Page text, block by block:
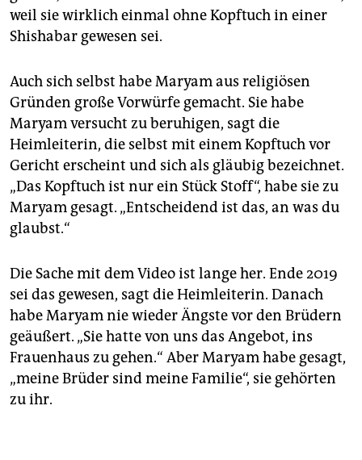
weil sie wirklich einmal ohne Kopftuch in einer
Shishabar gewesen sei.
Auch sich selbst habe Maryam aus religiösen
Gründen große Vorwürfe gemacht. Sie habe
Maryam versucht zu beruhigen, sagt die
Heimleiterin, die selbst mit einem Kopftuch vor
Gericht erscheint und sich als gläubig bezeichnet.
„Das Kopftuch ist nur ein Stück Stoff“, habe sie zu
Maryam gesagt. „Entscheidend ist das, an was du
glaubst.“
Die Sache mit dem Video ist lange her. Ende 2019
sei das gewesen, sagt die Heimleiterin. Danach
habe Maryam nie wieder Ängste vor den Brüdern
geäußert. „Sie hatte von uns das Angebot, ins
Frauenhaus zu gehen.“ Aber Maryam habe gesagt,
„meine Brüder sind meine Familie“, sie gehörten
zu ihr.